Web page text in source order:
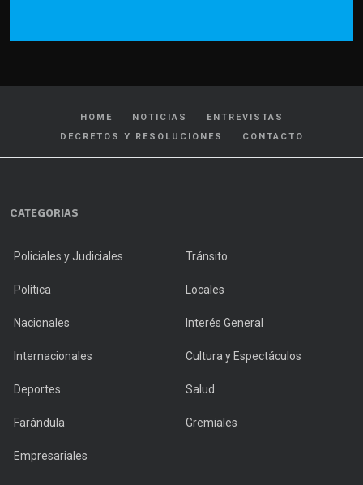
HOME NOTICIAS
ENTREVISTAS
DECRETOS Y RESOLUCIONES
CONTACTO
CATEGORIAS
Policiales y Judiciales Tránsito
Política Locales
Nacionales Interés General
Internacionales Cultura y Espectáculos
Deportes Salud
Farándula Gremiales
Empresariales